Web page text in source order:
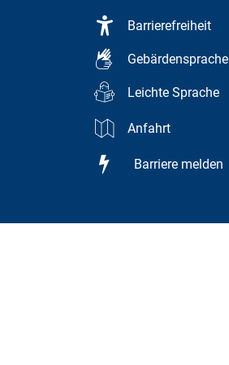
Barrierefreiheit
Gebärdensprache
Leichte Sprache
Anfahrt
Barriere melden